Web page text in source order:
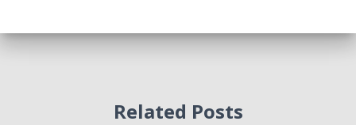
Related Posts